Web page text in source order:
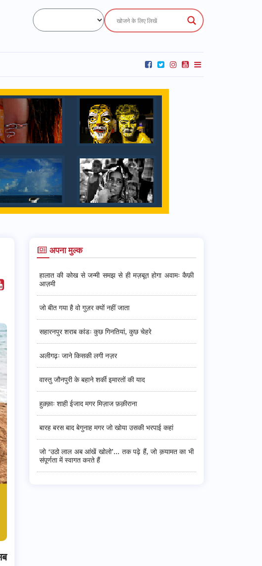
अपना मुल्क
हालात की कोख से जन्मी समझ से ही मज़बूत होगा अवामः कैफ़ी
आज़मी
जो बीत गया है वो गुज़र क्यों नहीं जाता
सहारनपुर शराब कांडः कुछ गिनतियां, कुछ चेहरे
अलीगढ़ः जाने किसकी लगी नज़र
वास्तु जौनपुरी के बहाने शर्की इमारतों की याद
हुक़्क़ाः शाही ईजाद मगर मिज़ाज फ़क़ीराना
बारह बरस बाद बेगुनाह मगर जो खोया उसकी भरपाई कहां
जो ‘उठो लाल अब आंखें खोलो’... तक पढ़े हैं, जो क़यामत का भी
संपूर्णता में स्वागत करते हैं